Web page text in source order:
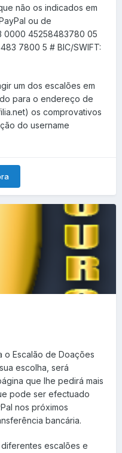
não os indicados em
ou de
0000 45258483780 05
7800 5 # BIC/SWIFT:
um dos escalões em
para o endereço de
os comprovativos
do username
o Escalão de Doações
escolha, será
que lhe pedirá mais
pode ser efectuado
nos próximos
bancária.
escalões e